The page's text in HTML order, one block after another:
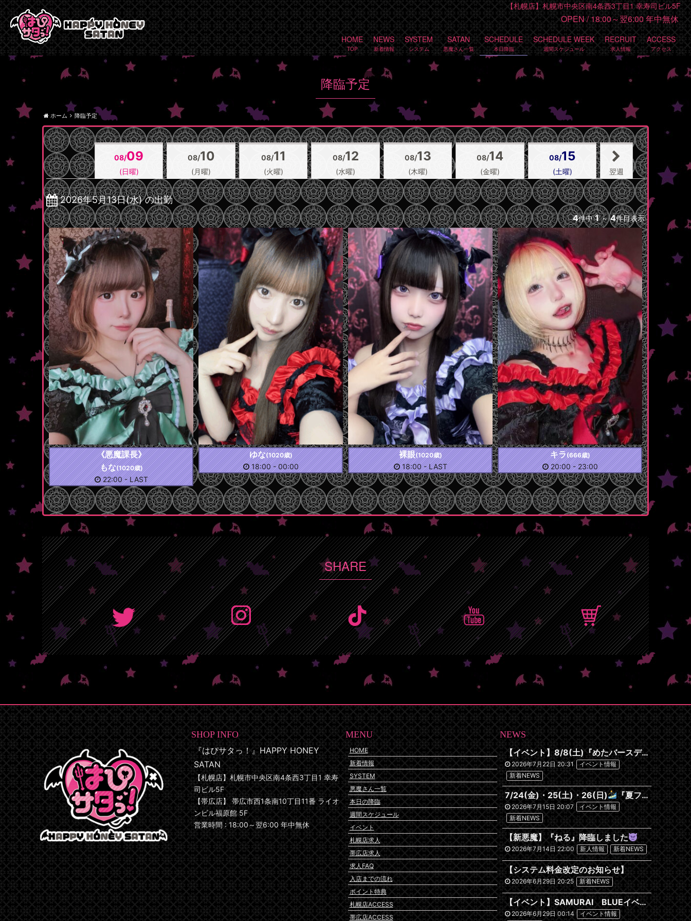
【札幌店】札幌市中央区南4条西3丁目1 幸寿司ビル5F
OPEN /18:00～翌6:00 年中無休
HOME NEWS SYSTEM SATAN SCHEDULE SCHEDULE WEEK RECRUIT ACCESS
降臨予定
ホーム 降臨予定
08/09
(日曜)
08/10
(月曜)
08/11
(火曜)
08/12
(水曜)
08/13
(木曜)
08/14
(金曜)
08/15
(土曜) 翌週
2026年5月13日(水) の出勤
4件中1～4件目表示
《悪魔課長》
もな(1020歳)
22:00-LAST
ゆな(1020歳)
18:00-00:00
裸眼(1020歳)
18:00-LAST
キラ(666歳)
20:00-23:00
SHARE
SHOP INFO
『はぴサタっ！』HAPPY HONEY
SATAN
【札幌店】札幌市中央区南4条西3丁目1 幸寿
司ビル5F
【帯広店】 帯広市西1条南10丁目11番 ライオ
ンビル福原館 5F
営業時間 : 18:00～翌6:00 年中無休
MENU
HOME
新着情報
SYSTEM
悪魔さん一覧
本日の降臨
週間スケジュール
イベント
札幌店求人
帯広店求人
求人FAQ
入店までの流れ
ポイント特典
札幌店ACCESS
帯広店ACCESS
NEWS
【イベント】8/8(土)『めたバースデーイベント』開催です
2026年7月22日 20:31
イベント情報
新着NEWS
7/24(金)・25(土)・26(日) 『夏フェス 2026~沖縄編~』
2026年7月15日 20:07
イベント情報
新着NEWS
【新悪魔】『ねる』降臨しました
2026年7月14日 22:00 新人情報 新着NEWS
【システム料金改定のお知らせ】
2026年6月29日 20:25 新着NEWS
【イベント】SAMURAI BLUEイベント開催します！
2026年6月29日 00:14 イベント情報